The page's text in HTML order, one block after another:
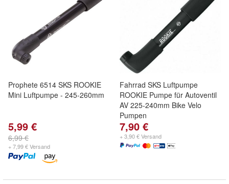
Prophete 6514 SKS ROOKIE
Mini Luftpumpe - 245-260mm
5,99 €
6,99 €
+ 7,99 € Versand
Fahrrad SKS Luftpumpe
ROOKIE Pumpe für Autoventil
AV 225-240mm Bike Velo
Pumpen
7,90 €
+ 3,90 € Versand